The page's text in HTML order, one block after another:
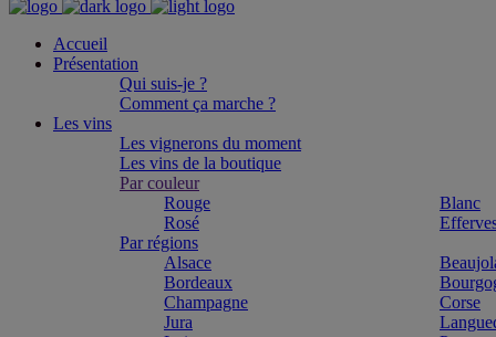
Accueil
Présentation
Qui suis-je ?
Comment ça marche ?
Les vins
Les vignerons du moment
Les vins de la boutique
Par couleur
Rouge
Blanc
Rosé
Par régions
Alsace
Bordeaux
Champagne
Corse
Jura